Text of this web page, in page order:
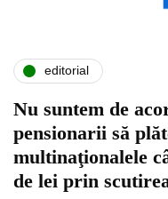
editorial
Nu suntem de
pensionarii să
multinaţionalele
de lei prin